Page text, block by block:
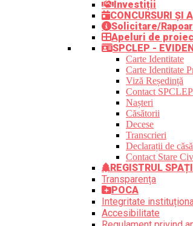
Investiții
CONCURSURI ȘI
Solicitare/
Apeluri de
SPCLEP -
Carte Identitate
Carte Identitate
Viză Reședință
Contact SPCLEP
Nașteri
Căsătorii
Decese
Transcrieri
Declarații de
Contact Stare
REGISTRUL
Transparența
POCA
Integritate
Accesibilitate